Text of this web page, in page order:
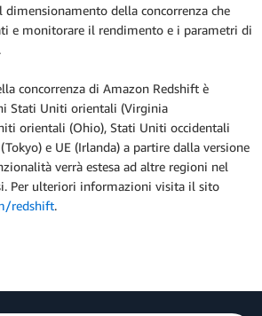
della concorrenza che
e monitorare il rendimento e i parametri di
.
concorrenza di Amazon Redshift è
Stati Uniti orientali (Virginia
orientali (Ohio), Stati Uniti occidentali
e UE (Irlanda) a partire dalla versione
verrà estesa ad altre regioni nel
Per ulteriori informazioni visita il sito
redshift.